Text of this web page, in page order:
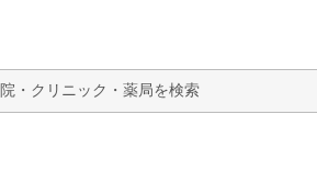
検索